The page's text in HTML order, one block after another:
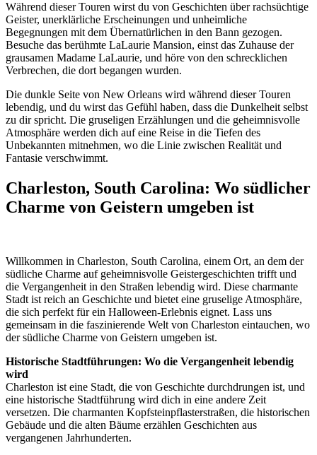
Während dieser Touren wirst du von Geschichten über rachsüchtige
Geister, unerklärliche Erscheinungen und unheimliche
Begegnungen mit dem Übernatürlichen in den Bann gezogen.
Besuche das berühmte LaLaurie Mansion, einst das Zuhause der
grausamen Madame LaLaurie, und höre von den schrecklichen
Verbrechen, die dort begangen wurden.
Die dunkle Seite von New Orleans wird während dieser Touren
lebendig, und du wirst das Gefühl haben, dass die Dunkelheit selbst
zu dir spricht. Die gruseligen Erzählungen und die geheimnisvolle
Atmosphäre werden dich auf eine Reise in die Tiefen des
Unbekannten mitnehmen, wo die Linie zwischen Realität und
Fantasie verschwimmt.
Charleston, South Carolina: Wo südlicher
Charme von Geistern umgeben ist
Willkommen in Charleston, South Carolina, einem Ort, an dem der
südliche Charme auf geheimnisvolle Geistergeschichten trifft und
die Vergangenheit in den Straßen lebendig wird. Diese charmante
Stadt ist reich an Geschichte und bietet eine gruselige Atmosphäre,
die sich perfekt für ein Halloween-Erlebnis eignet. Lass uns
gemeinsam in die faszinierende Welt von Charleston eintauchen, wo
der südliche Charme von Geistern umgeben ist.
Historische Stadtführungen: Wo die Vergangenheit lebendig
wird
Charleston ist eine Stadt, die von Geschichte durchdrungen ist, und
eine historische Stadtführung wird dich in eine andere Zeit
versetzen. Die charmanten Kopfsteinpflasterstraßen, die historischen
Gebäude und die alten Bäume erzählen Geschichten aus
vergangenen Jahrhunderten.